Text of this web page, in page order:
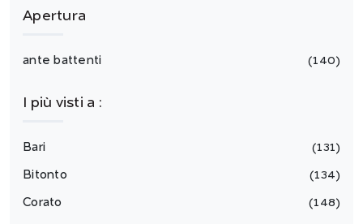
Apertura
ante battenti 140
I più visti a :
Bari 131
Bitonto 134
Corato 148